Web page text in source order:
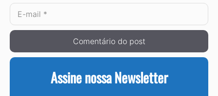
E-
mail
Assine nossa Newsletter